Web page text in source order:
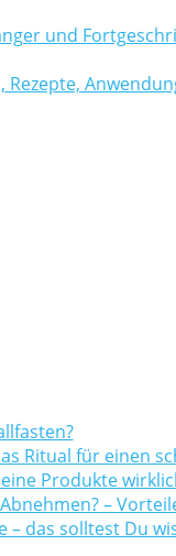
und
Rezepte,
Ritual für einen
Produkte
–
das solltest Du